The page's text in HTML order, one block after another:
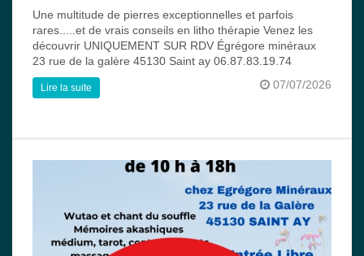
Une multitude de pierres exceptionnelles et parfois
rares.....et de vrais conseils en litho thérapie Venez les
découvrir UNIQUEMENT SUR RDV Égrégore minéraux
23 rue de la galère 45130 Saint ay 06.87.83.19.74
07/07/2026
Lire la suite